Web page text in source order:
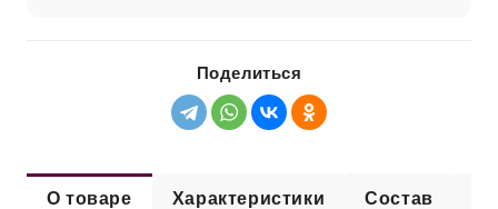
Поделиться
О товаре Характеристики Состав